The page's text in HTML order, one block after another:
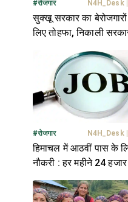
#रोजगार N4H_Desk|
सुक्खू सरकार का
लिए तोहफा, निकाली
#रोजगार N4H_Desk|
हिमाचल में आठवीं पास के
नौकरी : हर महीने 24
मिलेगी सैलरी, जानें सबकुछ